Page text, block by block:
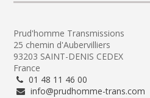
Prud'homme Transmissions
25 chemin d'Aubervilliers
93203 SAINT-DENIS CEDEX
France
01 48 11 46 00
info@prudhomme-trans.com